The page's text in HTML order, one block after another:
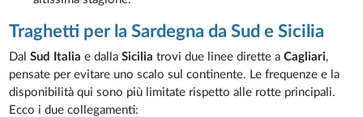
Traghetti per la Sardegna da Sud e Sicilia
DalSud Italia e dallaSicilia trovi due linee dirette aCagliari,
pensate per evitare uno scalo sul continente. Le frequenze e la
disponibilità qui sono più limitate rispetto alle rotte principali.
Ecco i due collegamenti: